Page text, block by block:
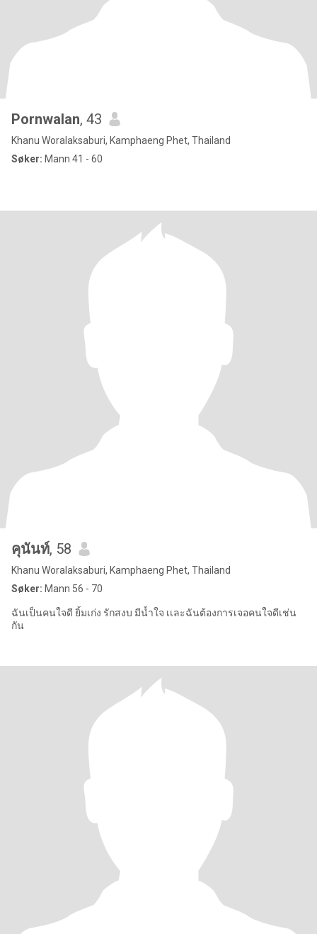
Pornwalan, 43
Khanu Woralaksaburi, Kamphaeng Phet, Thailand
Søker: Mann 41 - 60
คุนันท์, 58
Khanu Woralaksaburi, Kamphaeng Phet, Thailand
Søker: Mann 56 - 70
ฉันเป็นคนใจดี ยิ้มเก่ง รักสงบ มีน้ำใจ เเละฉันต้องการเจอคนใจดีเช่น
กัน